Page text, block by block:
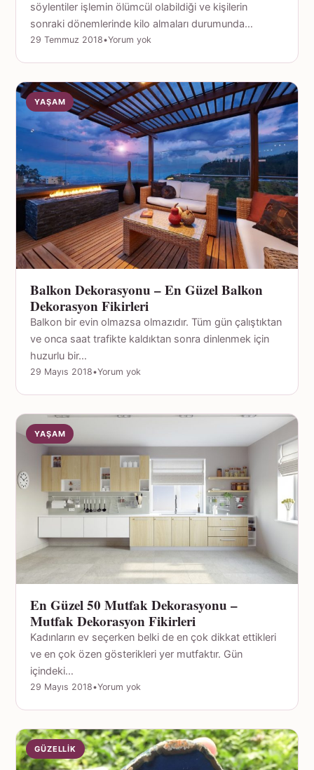
söylentiler işlemin ölümcül olabildiği ve kişilerin
sonraki dönemlerinde kilo almaları durumunda…
29 Temmuz 2018•Yorum yok
YAŞAM
Balkon Dekorasyonu – En Güzel Balkon
Dekorasyon Fikirleri
Balkon bir evin olmazsa olmazıdır. Tüm gün çalıştıktan
ve onca saat trafikte kaldıktan sonra dinlenmek için
huzurlu bir…
29 Mayıs 2018•Yorum yok
YAŞAM
En Güzel 50 Mutfak Dekorasyonu –
Mutfak Dekorasyon Fikirleri
Kadınların ev seçerken belki de en çok dikkat ettikleri
ve en çok özen gösterikleri yer mutfaktır. Gün
içindeki…
29 Mayıs 2018•Yorum yok
GÜZELLIK